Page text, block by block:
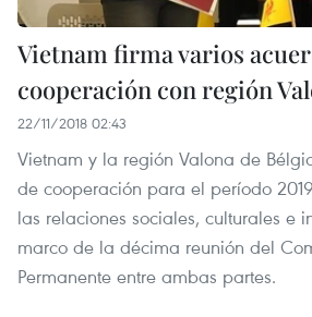
Vietnam firma varios
cooperación con región
22/11/2018 02:43
Vietnam y la región Valona de
de cooperación para el período
las relaciones sociales, culturales e
marco de la décima reunión del
Permanente entre ambas partes.